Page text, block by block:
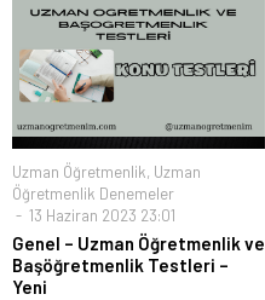
Uzman Öğretmenlik, Uzman
Öğretmenlik Denemeler
13 Haziran 2023 23:01
Genel – Uzman Öğretmenlik ve
Başöğretmenlik Testleri –
Yeni